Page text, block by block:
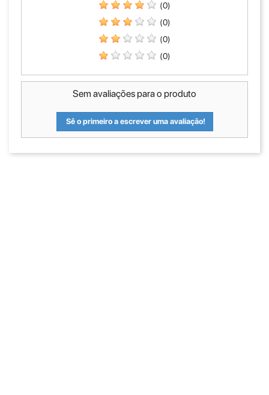
(0)
(0)
(0)
(0)
Sem avaliações para o produto
Sê o primeiro a escrever uma avaliação!